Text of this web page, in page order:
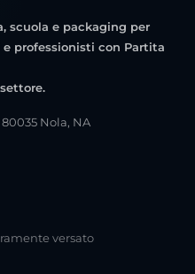
scuola e packaging per
professionisti con Partita
Nola, NA
versato